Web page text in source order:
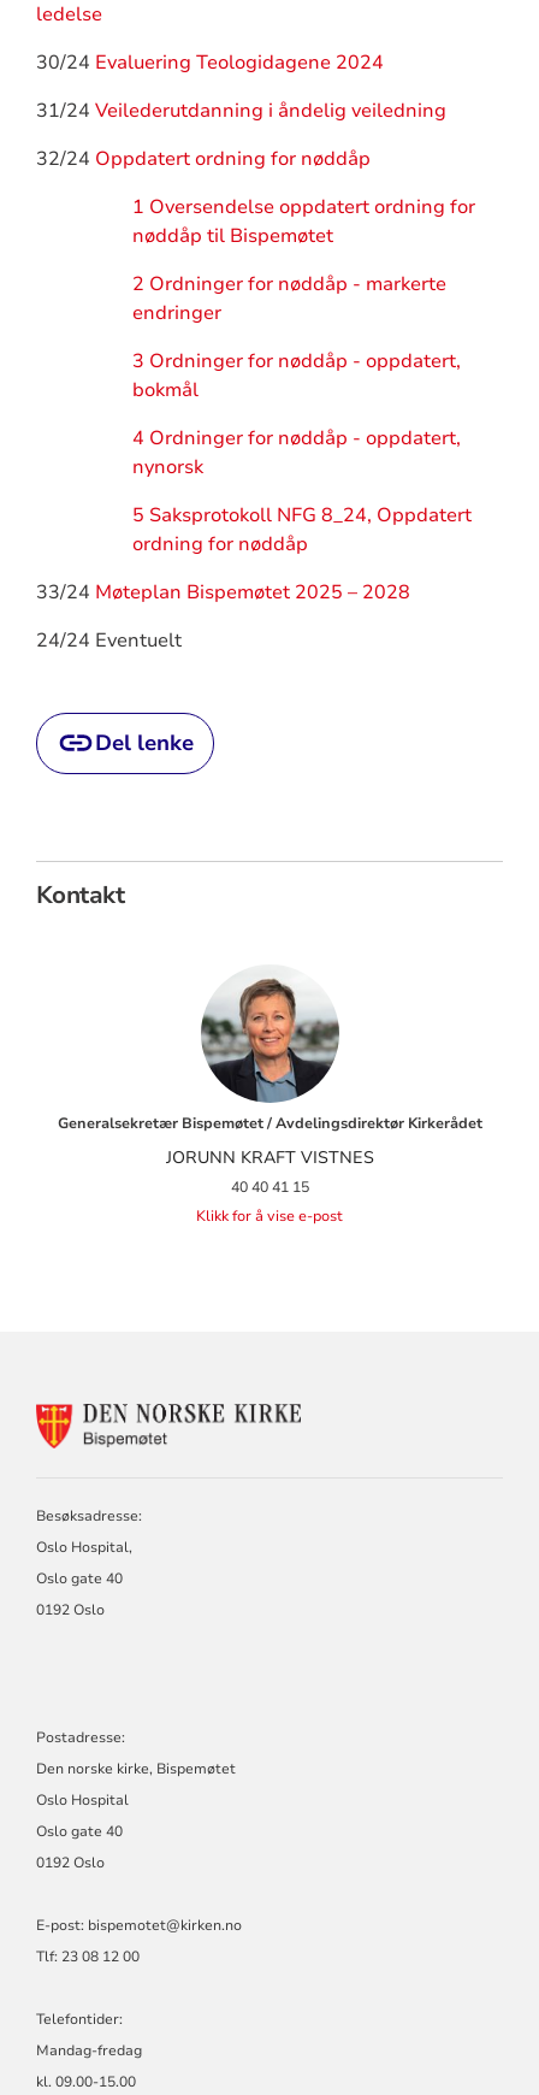
ledelse
30/24 Evaluering Teologidagene 2024
31/24 Veilederutdanning i åndelig veiledning
32/24 Oppdatert ordning for nøddåp
1 Oversendelse oppdatert ordning for
nøddåp til Bispemøtet
2 Ordninger for nøddåp - markerte
endringer
3 Ordninger for nøddåp - oppdatert,
bokmål
4 Ordninger for nøddåp - oppdatert,
nynorsk
5 Saksprotokoll NFG 8_24, Oppdatert
ordning for nøddåp
33/24 Møteplan Bispemøtet 2025 – 2028
24/24 Eventuelt
Del lenke
Kontakt
Generalsekretær Bispemøtet / Avdelingsdirektør Kirkerådet
JORUNN KRAFT VISTNES
40 40 41 15
Klikk for å vise e-post
KONTAKTINFORMASJON
Besøksadresse:
Oslo Hospital,
Oslo gate 40
0192 Oslo
Postadresse:
Den norske kirke, Bispemøtet
Oslo Hospital
Oslo gate 40
0192 Oslo
E-post: bispemotet@kirken.no
Tlf: 23 08 12 00
Telefontider:
Mandag-fredag
kl. 09.00-15.00